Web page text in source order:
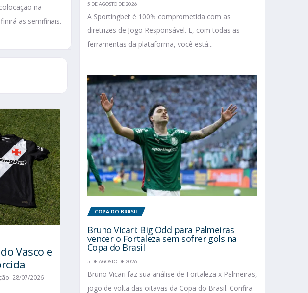
na
as semifinais.
Vasco e
28/07/2026
5 DE AGOSTO DE 2026
A Sportingbet é 100% comprometida com as
diretrizes de Jogo Responsável. E, com todas as
ferramentas da plataforma, você está...
COPA DO BRASIL
Bruno Vicari: Big Odd para Palmeiras
vencer o Fortaleza sem sofrer gols na
Copa do Brasil
5 DE AGOSTO DE 2026
Bruno Vicari faz sua análise de Fortaleza x Palmeiras,
jogo de volta das oitavas da Copa do Brasil. Confira